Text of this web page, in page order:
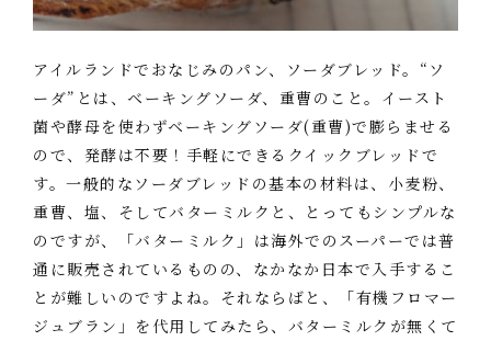
アイルランドでおなじみのパン、ソーダブレッド。“ソ
ーダ”とは、ベーキングソーダ、重曹のこと。イースト
菌や酵母を使わずベーキングソーダ(重曹)で膨らませる
ので、発酵は不要！手軽にできるクイックブレッドで
す。一般的なソーダブレッドの基本の材料は、小麦粉、
重曹、塩、そしてバターミルクと、とってもシンプルな
のですが、「バターミルク」は海外でのスーパーでは普
通に販売されているものの、なかなか日本で入手するこ
とが難しいのですよね。それならばと、「有機フロマー
ジュブラン」を代用してみたら、バターミルクが無くて